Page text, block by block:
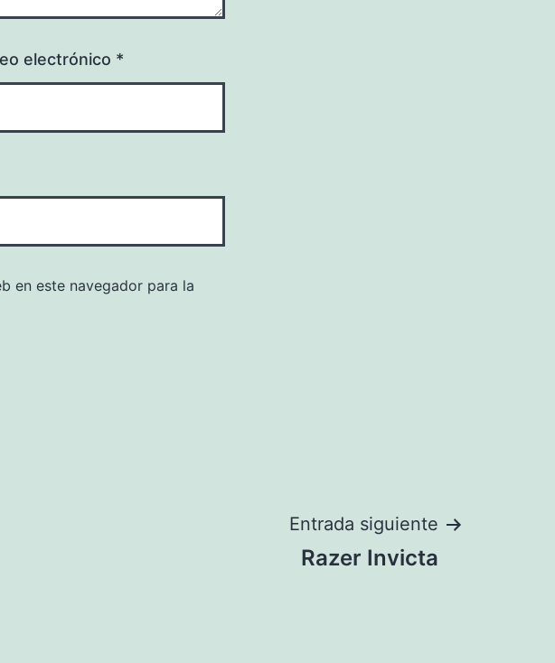
electrónico *
en este navegador para la
Entrada siguiente
Razer Invicta